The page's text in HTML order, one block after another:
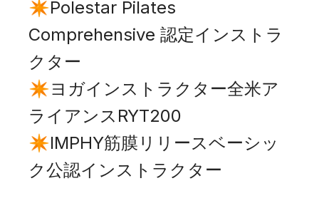
✴︎Polestar Pilates
Comprehensive 認定インストラ
クター
✴︎ヨガインストラクター全米ア
ライアンスRYT200
✴︎IMPHY筋膜リリースベーシッ
ク公認インストラクター